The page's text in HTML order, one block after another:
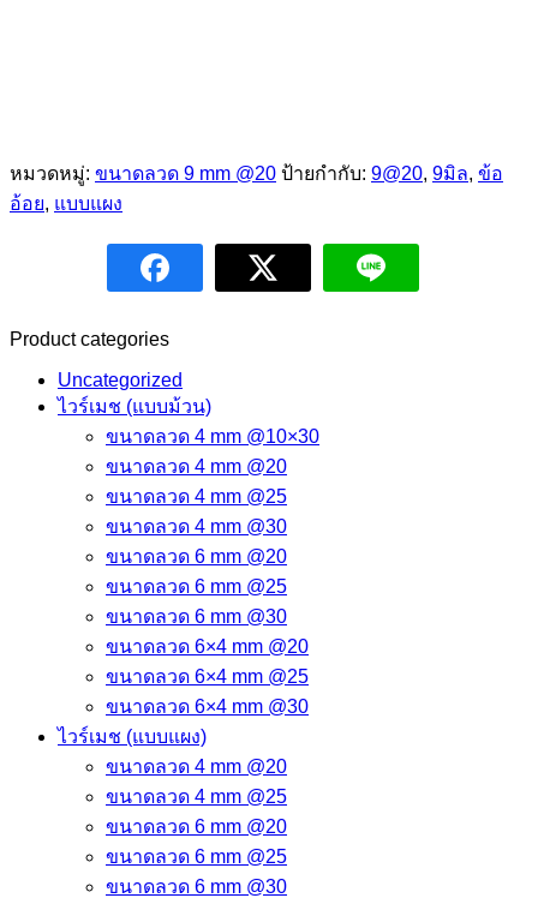
หมวดหมู่: ขนาดลวด 9 mm @20 ป้ายกำกับ: 9@20, 9มิล, ข้อ
อ้อย, แบบแผง
Product categories
Uncategorized
ไวร์เมช (แบบม้วน)
ขนาดลวด 4 mm @10×30
ขนาดลวด 4 mm @20
ขนาดลวด 4 mm @25
ขนาดลวด 4 mm @30
ขนาดลวด 6 mm @20
ขนาดลวด 6 mm @25
ขนาดลวด 6 mm @30
ขนาดลวด 6×4 mm @20
ขนาดลวด 6×4 mm @25
ขนาดลวด 6×4 mm @30
ไวร์เมช (แบบแผง)
ขนาดลวด 4 mm @20
ขนาดลวด 4 mm @25
ขนาดลวด 6 mm @20
ขนาดลวด 6 mm @25
ขนาดลวด 6 mm @30